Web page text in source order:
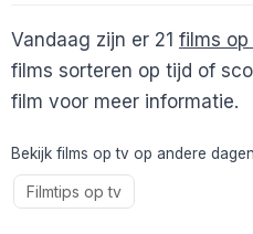
Vandaag zijn er 21 films
films sorteren op tijd of
film voor meer informatie.
Bekijk films op tv op andere
Filmtips op tv